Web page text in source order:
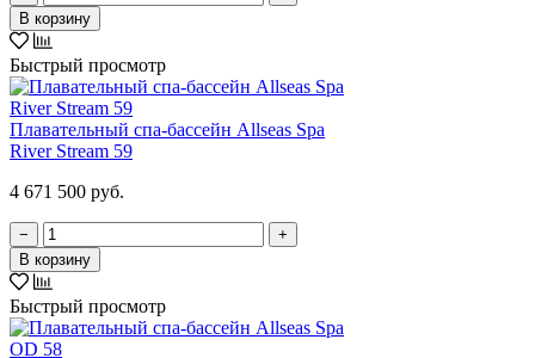
В корзину
Быстрый просмотр
Плавательный спа-бассейн Allseas Spa
River Stream 59
4 671 500 руб.
−
+
В корзину
Быстрый просмотр